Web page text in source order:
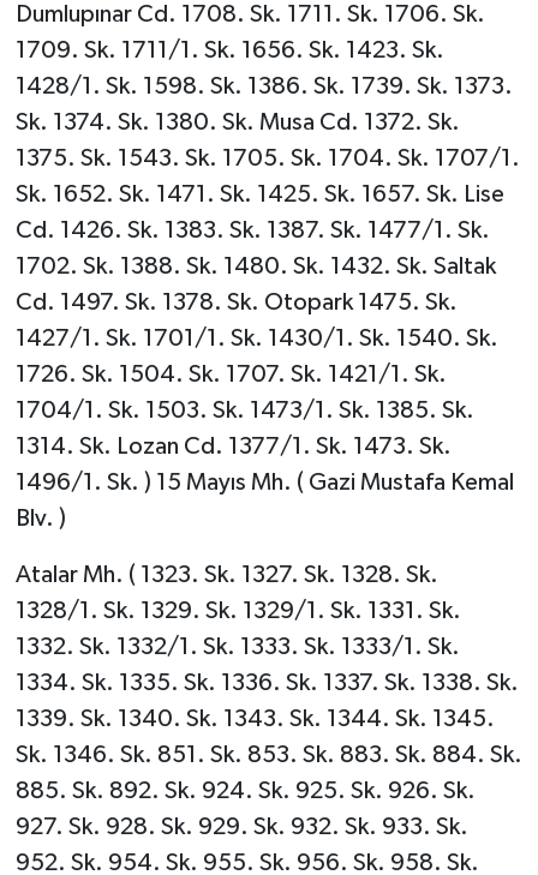
Dumlupınar Cd. 1708. Sk. 1711. Sk. 1706. Sk.
1709. Sk. 1711/1. Sk. 1656. Sk. 1423. Sk.
1428/1. Sk. 1598. Sk. 1386. Sk. 1739. Sk. 1373.
Sk. 1374. Sk. 1380. Sk. Musa Cd. 1372. Sk.
1375. Sk. 1543. Sk. 1705. Sk. 1704. Sk. 1707/1.
Sk. 1652. Sk. 1471. Sk. 1425. Sk. 1657. Sk. Lise
Cd. 1426. Sk. 1383. Sk. 1387. Sk. 1477/1. Sk.
1702. Sk. 1388. Sk. 1480. Sk. 1432. Sk. Saltak
Cd. 1497. Sk. 1378. Sk. Otopark 1475. Sk.
1427/1. Sk. 1701/1. Sk. 1430/1. Sk. 1540. Sk.
1726. Sk. 1504. Sk. 1707. Sk. 1421/1. Sk.
1704/1. Sk. 1503. Sk. 1473/1. Sk. 1385. Sk.
1314. Sk. Lozan Cd. 1377/1. Sk. 1473. Sk.
1496/1. Sk. ) 15 Mayıs Mh. ( Gazi Mustafa Kemal
Blv. )
Atalar Mh. ( 1323. Sk. 1327. Sk. 1328. Sk.
1328/1. Sk. 1329. Sk. 1329/1. Sk. 1331. Sk.
1332. Sk. 1332/1. Sk. 1333. Sk. 1333/1. Sk.
1334. Sk. 1335. Sk. 1336. Sk. 1337. Sk. 1338. Sk.
1339. Sk. 1340. Sk. 1343. Sk. 1344. Sk. 1345.
Sk. 1346. Sk. 851. Sk. 853. Sk. 883. Sk. 884. Sk.
885. Sk. 892. Sk. 924. Sk. 925. Sk. 926. Sk.
927. Sk. 928. Sk. 929. Sk. 932. Sk. 933. Sk.
952. Sk. 954. Sk. 955. Sk. 956. Sk. 958. Sk.